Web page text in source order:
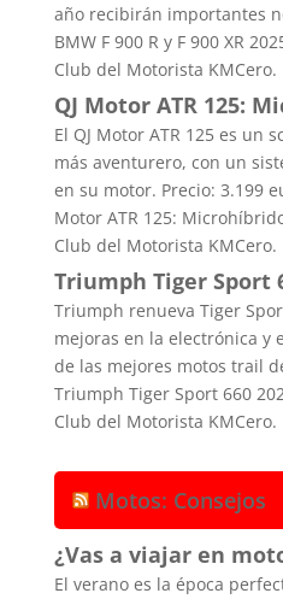
año recibirán importantes
BMW F 900 R y F 900 XR
Club del Motorista KMCero.
QJ Motor ATR 125:
El QJ Motor ATR 125 es un
más aventurero, con un
en su motor. Precio: 3.199
Motor ATR 125:
Club del Motorista KMCero.
Triumph Tiger Sport
Triumph renueva Tiger
mejoras en la electrónica y
de las mejores motos trail
Triumph Tiger Sport 660
Club del Motorista KMCero.
Motos: Consejos
¿Vas a viajar en
El verano es la época